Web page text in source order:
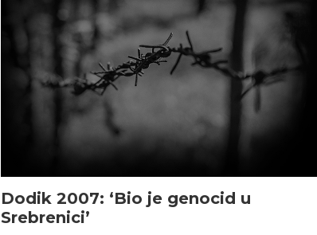
Dodik 2007: ‘Bio je genocid u
Srebrenici’